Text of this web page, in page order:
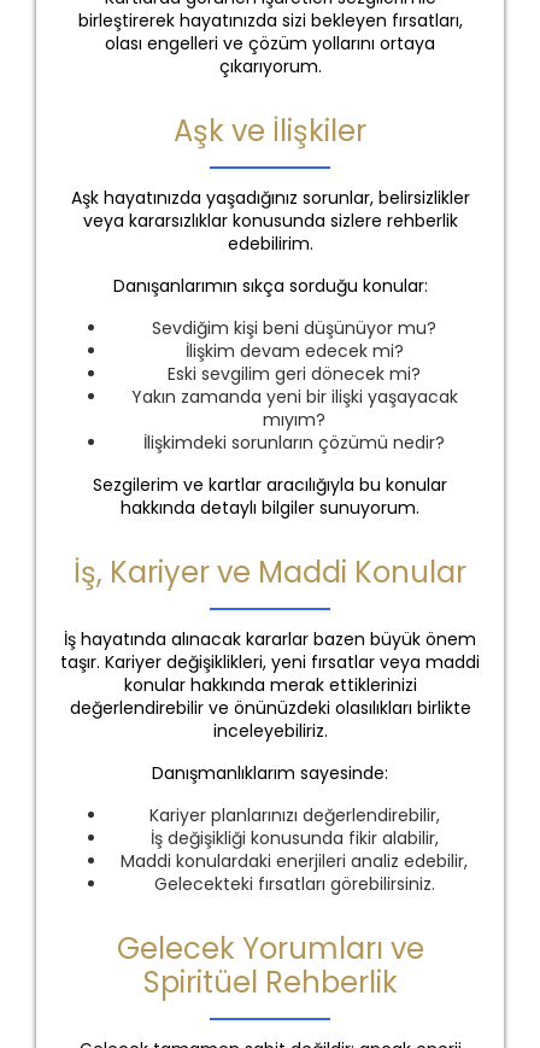
birleştirerek hayatınızda sizi bekleyen fırsatları,
olası engelleri ve çözüm yollarını ortaya
çıkarıyorum.
Aşk ve İlişkiler
Aşk hayatınızda yaşadığınız sorunlar, belirsizlikler
veya kararsızlıklar konusunda sizlere rehberlik
edebilirim.
Danışanlarımın sıkça sorduğu konular:
Sevdiğim kişi beni düşünüyor mu?
İlişkim devam edecek mi?
Eski sevgilim geri dönecek mi?
Yakın zamanda yeni bir ilişki yaşayacak
mıyım?
İlişkimdeki sorunların çözümü nedir?
Sezgilerim ve kartlar aracılığıyla bu konular
hakkında detaylı bilgiler sunuyorum.
İş, Kariyer ve Maddi Konular
İş hayatında alınacak kararlar bazen büyük önem
taşır. Kariyer değişiklikleri, yeni fırsatlar veya maddi
konular hakkında merak ettiklerinizi
değerlendirebilir ve önünüzdeki olasılıkları birlikte
inceleyebiliriz.
Danışmanlıklarım sayesinde:
Kariyer planlarınızı değerlendirebilir,
İş değişikliği konusunda fikir alabilir,
Maddi konulardaki enerjileri analiz edebilir,
Gelecekteki fırsatları görebilirsiniz.
Gelecek Yorumları ve
Spiritüel Rehberlik